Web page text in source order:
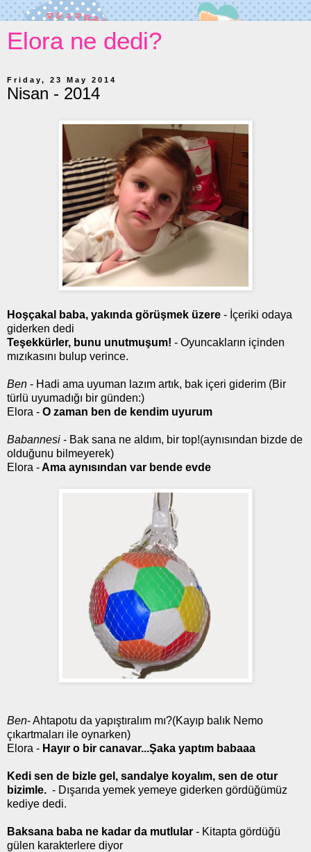
Elora ne dedi?
Friday, 23 May 2014
Nisan - 2014
Hoşçakal baba, yakında görüşmek üzere - İçeriki odaya
giderken dedi
Teşekkürler, bunu unutmuşum! - Oyuncakların içinden
mızıkasını bulup verince.
Ben - Hadi ama uyuman lazım artık, bak içeri giderim (Bir
türlü uyumadığı bir günden:)
Elora - O zaman ben de kendim uyurum
Babannesi - Bak sana ne aldım, bir top!(aynısından bizde de
olduğunu bilmeyerek)
Elora -Ama aynısından var bende evde
Ben- Ahtapotu da yapıştıralım mı?(Kayıp balık Nemo
çıkartmaları ile oynarken)
Elora - Hayır o bir canavar...Şaka yaptım babaaa
Kedi sen de bizle gel, sandalye koyalım, sen de otur
bizimle. - Dışarıda yemek yemeye giderken gördüğümüz
kediye dedi.
Baksana baba ne kadar da mutlular - Kitapta gördüğü
gülen karakterlere diyor